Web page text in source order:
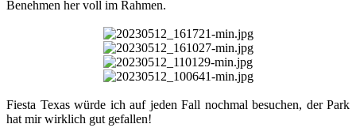
Benehmen her voll im Rahmen.
Fiesta Texas würde ich auf jeden Fall nochmal besuchen, der Park
hat mir wirklich gut gefallen!